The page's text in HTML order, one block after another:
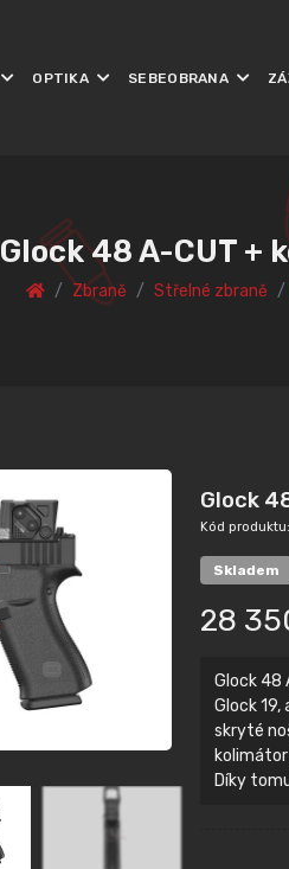
OPTIKA SEBEOBRANA
Glock 48 A-CUT +
Zbraně Střelné zbraně
Glock
Kód
Skladem
28
Glock 48
Glock
skryté
Díky